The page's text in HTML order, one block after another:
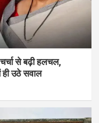
से बढ़ी हलचल,
ही उठे सवाल